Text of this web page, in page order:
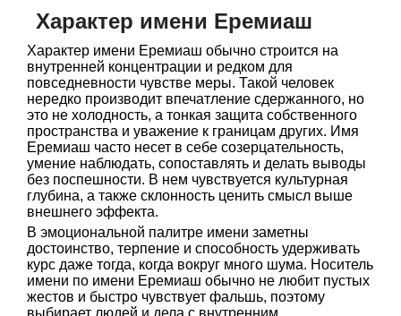
Характер имени Еремиаш
Характер имени Еремиаш обычно строится на
внутренней концентрации и редком для
повседневности чувстве меры. Такой человек
нередко производит впечатление сдержанного, но
это не холодность, а тонкая защита собственного
пространства и уважение к границам других. Имя
Еремиаш часто несет в себе созерцательность,
умение наблюдать, сопоставлять и делать выводы
без поспешности. В нем чувствуется культурная
глубина, а также склонность ценить смысл выше
внешнего эффекта.
В эмоциональной палитре имени заметны
достоинство, терпение и способность удерживать
курс даже тогда, когда вокруг много шума. Носитель
имени по имени Еремиаш обычно не любит пустых
жестов и быстро чувствует фальшь, поэтому
выбирает людей и дела с внутренним